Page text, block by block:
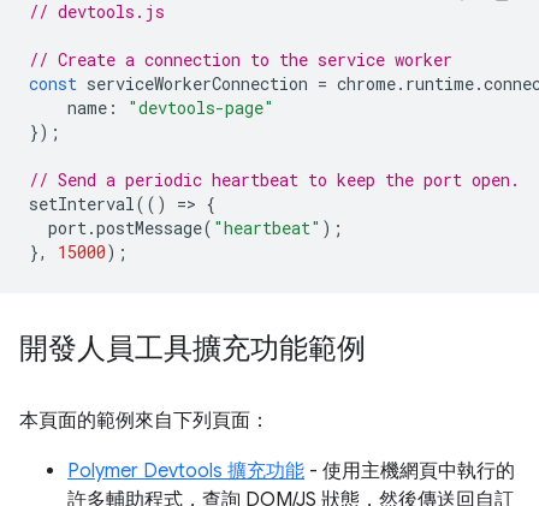
// devtools.js
// Create a connection to the service worker
const serviceWorkerConnection = chrome. runtime.
name :
"devtools-page"
});
// Send a periodic heartbeat to keep the port open.
setInterval(() => {
port.postMessage( "heartbeat" );
},
15000);
開發人員工具擴充功能範例
本頁面的範例來自下列頁面：
Polymer Devtools 擴充功能 - 使用主機網頁中執行的
許多輔助程式，查詢 DOM/JS 狀態，然後傳送回自訂